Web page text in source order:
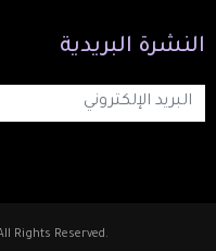
النشرة البريدية
Rights Reserved.